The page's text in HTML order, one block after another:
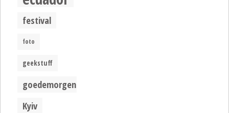
festival
foto
geekstuff
goedemorgen
Kyiv